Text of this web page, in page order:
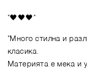
"🖤🖤🖤"
"Много стилна и
класика.
Материята е мека и